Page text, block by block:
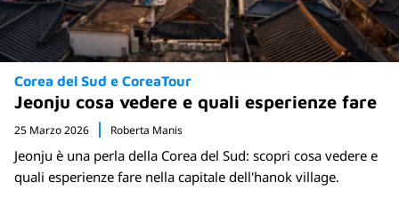
Corea del Sud e CoreaTour
Jeonju cosa vedere e quali esperienze fare
25 Marzo 2026 Roberta Manis
Jeonju è una perla della Corea del Sud: scopri cosa vedere e
quali esperienze fare nella capitale dell'hanok village.